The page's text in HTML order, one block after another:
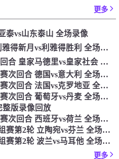
更多
泰vs山东泰山 全场录像
04月05日 沙特联第26轮 利雅得新月vs利雅得胜利 全场录像
04月02日 国王杯半决赛次回合 皇家马德里vs皇家社会 全场录像
03月24日 欧国联联1/4赛决赛次回合 德国vs意大利 全场录像回放
03月24日 欧国联联1/4赛决赛次回合 法国vs克罗地亚 全场录像回放
03月24日 欧国联联1/4赛决赛次回合 葡萄牙vs丹麦 全场录像回放
整版录像回放
03月24日 欧国联联1/4赛决赛次回合 西班牙vs荷兰 全场录像回放
03月25日 世预赛欧洲区小组赛第2轮 立陶宛vs芬兰 全场录像回放
03月25日 世预赛欧洲区小组赛第2轮 波兰vs马耳他 全场录像回放
更多